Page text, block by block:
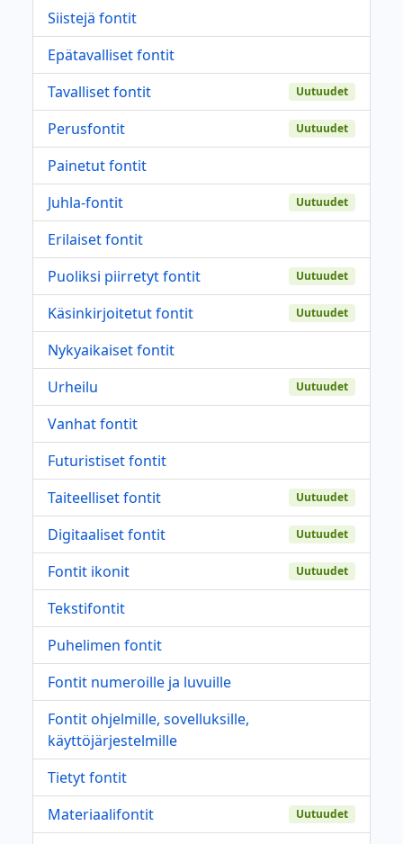
Siistejä fontit
Epätavalliset fontit
Tavalliset fontit
Uutuudet
Perusfontit Uutuudet
Painetut fontit
Juhla-fontit
Uutuudet
Erilaiset fontit
Puoliksi piirretyt fontit
Uutuudet
Käsinkirjoitetut fontit Uutuudet
Nykyaikaiset fontit
Urheilu
Uutuudet
Vanhat fontit
Futuristiset fontit
Taiteelliset fontit
Uutuudet
Digitaaliset fontit Uutuudet
Fontit ikonit Uutuudet
Tekstifontit
Puhelimen fontit
Fontit numeroille ja luvuille
Fontit ohjelmille, sovelluksille,
käyttöjärjestelmille
Tietyt fontit
Materiaalifontit
Uutuudet